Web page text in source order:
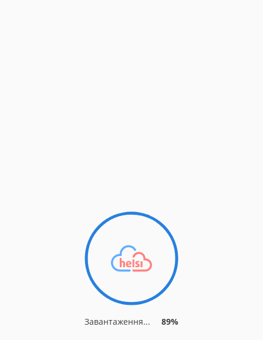
Завантаження... 96%